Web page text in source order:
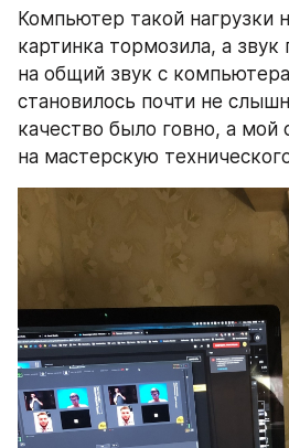
Компьютер такой нагрузки
картинка тормозила, а
на общий звук с
становилось почти не
качество было говно, а мой
на мастерскую